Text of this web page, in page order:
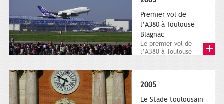
Premier vol de
l’A380 à Toulouse
Blagnac
Le premier vol de
l’A380 à Toulouse-
2005
Le Stade toulousain